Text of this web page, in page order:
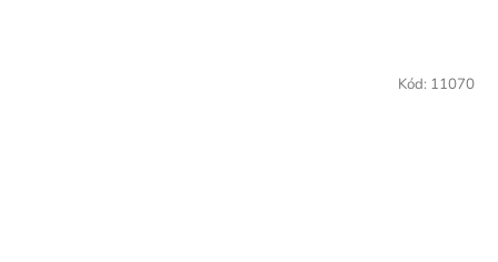
Kód: 11070